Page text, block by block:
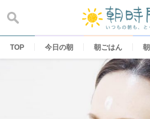
content
TOP 今日の朝 朝ごはん